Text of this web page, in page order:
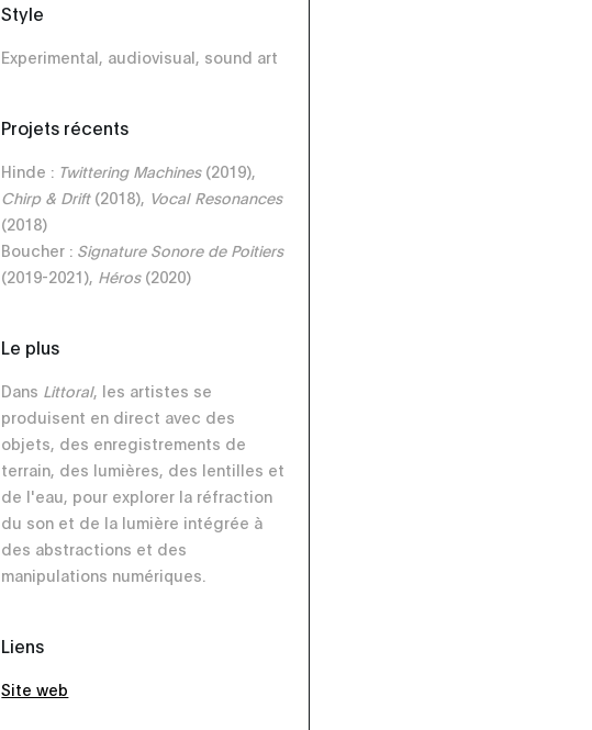
Style
Experimental, audiovisual, sound art
Projets récents
Hinde : Twittering Machines(2019),
Chirp & Drift(2018), Vocal Resonances
(2018)
Boucher : Signature Sonore de Poitiers
(2019-2021), Héros(2020)
Le plus
Dans Littoral, les artistes se
produisent en direct avec des
objets, des enregistrements de
terrain, des lumières, des lentilles et
de l'eau, pour explorer la réfraction
du son et de la lumière intégrée à
des abstractions et des
manipulations numériques.
Liens
Site web